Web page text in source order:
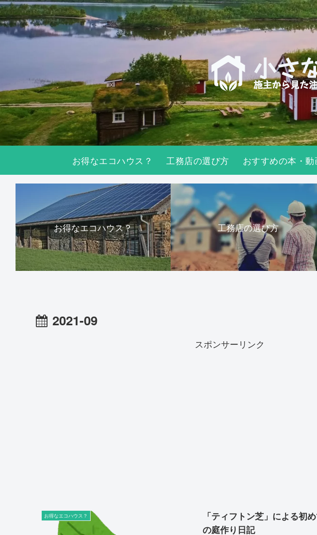
お得なエコハウス？ 工務店の選び方 おすすめの本・動
お得なエコハウス？ 工務店の選び方
2021-09
スポンサーリンク
お得なエコハウス？
「ティフトン芝」による初
の庭作り日記